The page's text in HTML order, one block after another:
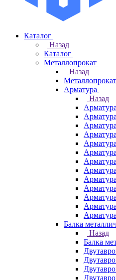
Каталог
Назад
Каталог
Металлопрокат
Назад
Металлопрокат
Арматура
Назад
Арматура
Балка
Назад
Балка